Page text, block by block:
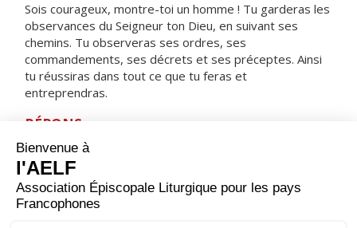
Sois courageux, montre-toi un homme ! Tu garderas les
observances du Seigneur ton Dieu, en suivant ses
chemins. Tu observeras ses ordres, ses
commandements, ses décrets et ses préceptes. Ainsi
tu réussiras dans tout ce que tu feras et
entreprendras.
RÉPONS
V/Guide-moi, Seigneur, sur la voie de tes volontés,
ta loi fais mon plaisir.
ORAISON
Seigneur, foyer brûlant de charité, accorde-nous une